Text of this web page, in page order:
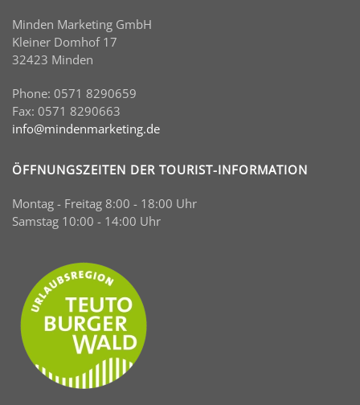
Minden Marketing GmbH
Kleiner Domhof 17
32423 Minden
Phone: 0571 8290659
Fax: 0571 8290663
info@mindenmarketing.de
ÖFFNUNGSZEITEN DER TOURIST-INFORMATION
Montag - Freitag 8:00 - 18:00 Uhr
Samstag 10:00 - 14:00 Uhr